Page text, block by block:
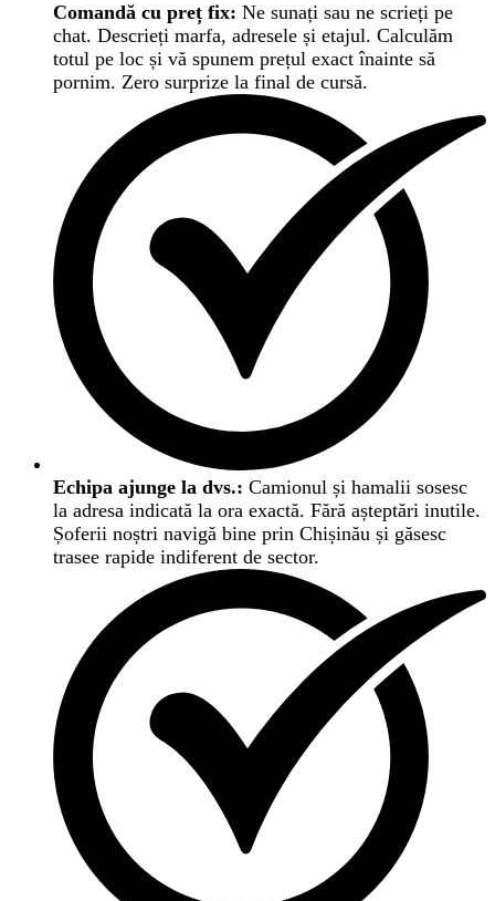
Comandă cu preț fix: Ne sunați sau ne scrieți pe
chat. Descrieți marfa, adresele și etajul. Calculăm
totul pe loc și vă spunem prețul exact înainte să
pornim. Zero surprize la final de cursă.
Echipa ajunge la dvs.: Camionul și hamalii sosesc
la adresa indicată la ora exactă. Fără așteptări inutile.
Șoferii noștri navigă bine prin Chișinău și găsesc
trasee rapide indiferent de sector.